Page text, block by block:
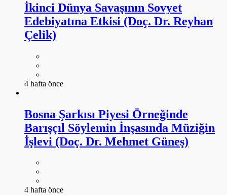
İkinci Dünya Savaşının Sovyet
Edebiyatına Etkisi (Doç. Dr. Reyhan
Çelik)
4 hafta önce
Bosna Şarkısı Piyesi Örneğinde
Barışçıl Söylemin İnşasında Müziğin
İşlevi (Doç. Dr. Mehmet Güneş)
4 hafta önce